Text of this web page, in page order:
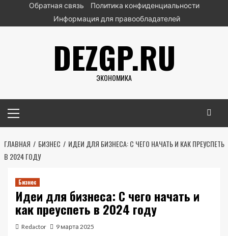
ПерейтиОбратная связь
Политика конфиденциальности
Информация для правообладателей
DEZGP.RU
ЭКОНОМИКА
меню
ГЛАВНАЯ БИЗНЕС
ИДЕИ ДЛЯ БИЗНЕСА: С ЧЕГО НАЧАТЬ И КАК ПРЕУСПЕТЬ
В 2024 ГОДУ
Бизнес
Идеи для бизнеса: С чего начать и
как преуспеть в 2024 году
Redactor 9 марта 2025